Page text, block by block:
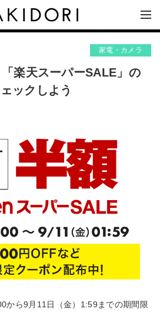
家電・カメラ
楽天スーパーSALE」の
ックしよう
から9月11日（金）1:59までの期間限